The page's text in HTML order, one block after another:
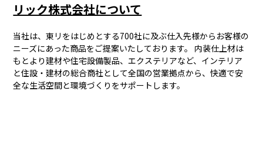
リック株式会社について
当社は、東リをはじめとする700社に及ぶ仕入先様からお客様の
ニーズにあった商品をご提案いたしております。 内装仕上材は
もとより建材や住宅設備製品、エクステリアなど、インテリア
と住設・建材の総合商社として全国の営業拠点から、快適で安
全な生活空間と環境づくりをサポートします。